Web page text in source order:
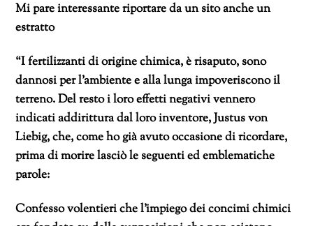
Mi pare interessante riportare da un sito anche un
estratto
“I fertilizzanti di origine chimica, è risaputo, sono
dannosi per l’ambiente e alla lunga impoveriscono il
terreno. Del resto i loro effetti negativi vennero
indicati addirittura dal loro inventore, Justus von
Liebig, che, come ho già avuto occasione di ricordare,
prima di morire lasciò le seguenti ed emblematiche
parole:
Confesso volentieri che l’impiego dei concimi chimici